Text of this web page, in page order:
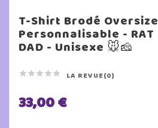
T-Shirt Brodé Oversize
Personnalisable - RAT
DAD - Unisexe 🐭🧀
     LA REVUE(0)
33,00 €